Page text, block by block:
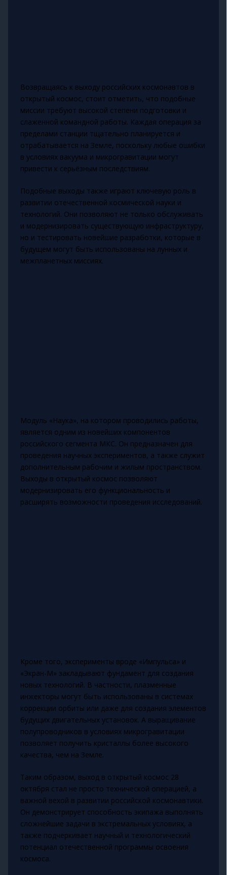
Возвращаясь к выходу российских космонавтов в
открытый космос, стоит отметить, что подобные
миссии требуют высокой степени подготовки и
слаженной командной работы. Каждая операция за
пределами станции тщательно планируется и
отрабатывается на Земле, поскольку любые ошибки
в условиях вакуума и микрогравитации могут
привести к серьёзным последствиям.
Подобные выходы также играют ключевую роль в
развитии отечественной космической науки и
технологий. Они позволяют не только обслуживать
и модернизировать существующую инфраструктуру,
но и тестировать новейшие разработки, которые в
будущем могут быть использованы на лунных и
межпланетных миссиях.
Модуль «Наука», на котором проводились работы,
является одним из новейших компонентов
российского сегмента МКС. Он предназначен для
проведения научных экспериментов, а также служит
дополнительным рабочим и жилым пространством.
Выходы в открытый космос позволяют
модернизировать его функциональность и
расширять возможности проведения исследований.
Кроме того, эксперименты вроде «Импульса» и
«Экран-М» закладывают фундамент для создания
новых технологий. В частности, плазменные
инжекторы могут быть использованы в системах
коррекции орбиты или даже для создания элементов
будущих двигательных установок. А выращивание
полупроводников в условиях микрогравитации
позволяет получить кристаллы более высокого
качества, чем на Земле.
Таким образом, выход в открытый космос 28
октября стал не просто технической операцией, а
важной вехой в развитии российской космонавтики.
Он демонстрирует способность экипажа выполнять
сложнейшие задачи в экстремальных условиях, а
также подчеркивает научный и технологический
потенциал отечественной программы освоения
космоса.